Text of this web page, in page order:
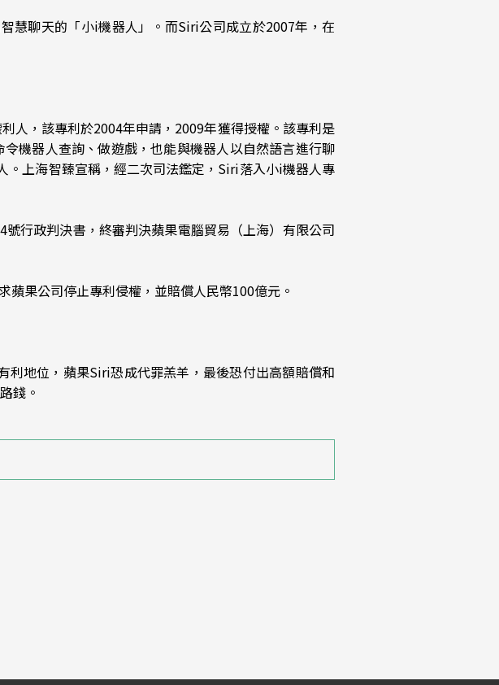
慧聊天的「小i機器人」。而Siri公司成立於2007年，在
人，該專利於2004年申請，2009年獲得授權。該專利是
機器人查詢、做遊戲，也能與機器人以自然語言進行聊
。上海智臻宣稱，經二次司法鑑定，Siri落入小i機器人專
行政判決書，終審判決蘋果電腦貿易（上海）有限公司
果公司停止專利侵權，並賠償人民幣100億元。
地位，蘋果Siri恐成代罪羔羊，最後恐付出高額賠償和
錢。